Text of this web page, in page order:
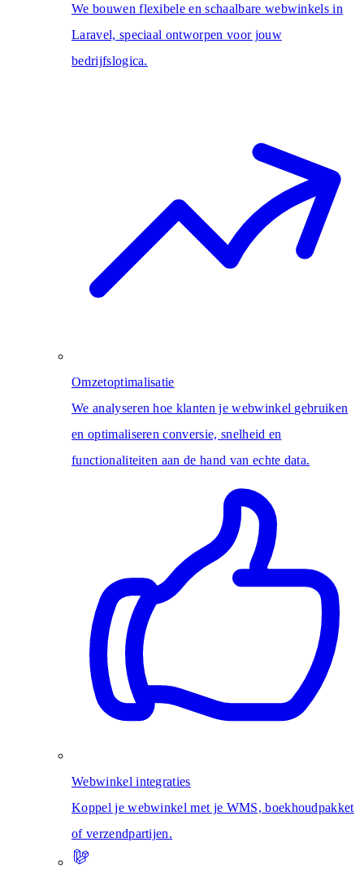
We bouwen flexibele en schaalbare webwinkels in
Laravel, speciaal ontworpen voor jouw
bedrijfslogica.
Omzetoptimalisatie
We analyseren hoe klanten je webwinkel gebruiken
en optimaliseren conversie, snelheid en
functionaliteiten aan de hand van echte data.
Webwinkel integraties
Koppel je webwinkel met je WMS, boekhoudpakket
of verzendpartijen.